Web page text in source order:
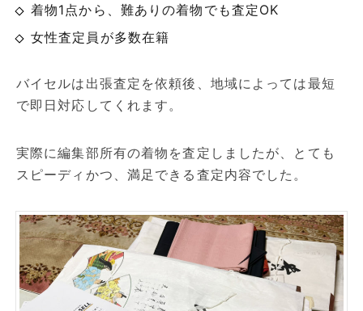
着物1点から、難ありの着物でも査定OK
女性査定員が多数在籍
バイセルは出張査定を依頼後、地域によっては最短
で即日対応してくれます。
実際に編集部所有の着物を査定しましたが、とても
スピーディかつ、満足できる査定内容でした。